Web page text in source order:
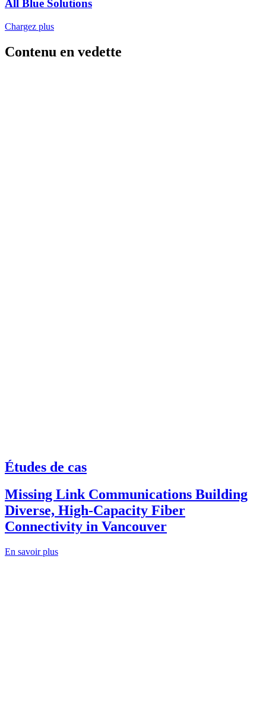
All Blue Solutions
Chargez plus
Contenu en vedette
Études de cas
Missing Link Communications Building
Diverse, High-Capacity Fiber
Connectivity in Vancouver
En savoir plus